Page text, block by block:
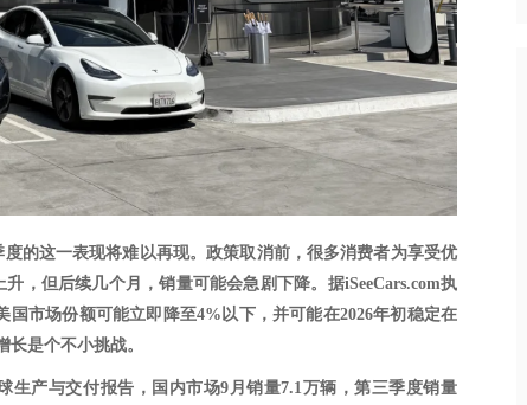
度的这一表现将难以再现。政策取消前，很多消费者为享受优
，但后续几个月，销量可能会急剧下降。据iSeeCars.com执
市场份额可能立即降至4%以下，并可能在2026年初稳定在
是个不小挑战。
生产与交付报告，国内市场9月销量7.1万辆，第三季度销量